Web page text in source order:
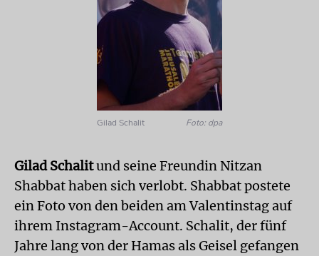
Gilad Schalit Foto: dpa
Gilad Schalitund seine Freundin Nitzan
Shabbat haben sich verlobt. Shabbat postete
ein Foto von den beiden am Valentinstag auf
ihrem Instagram-Account. Schalit, der fünf
Jahre lang von der Hamas als Geisel gefangen